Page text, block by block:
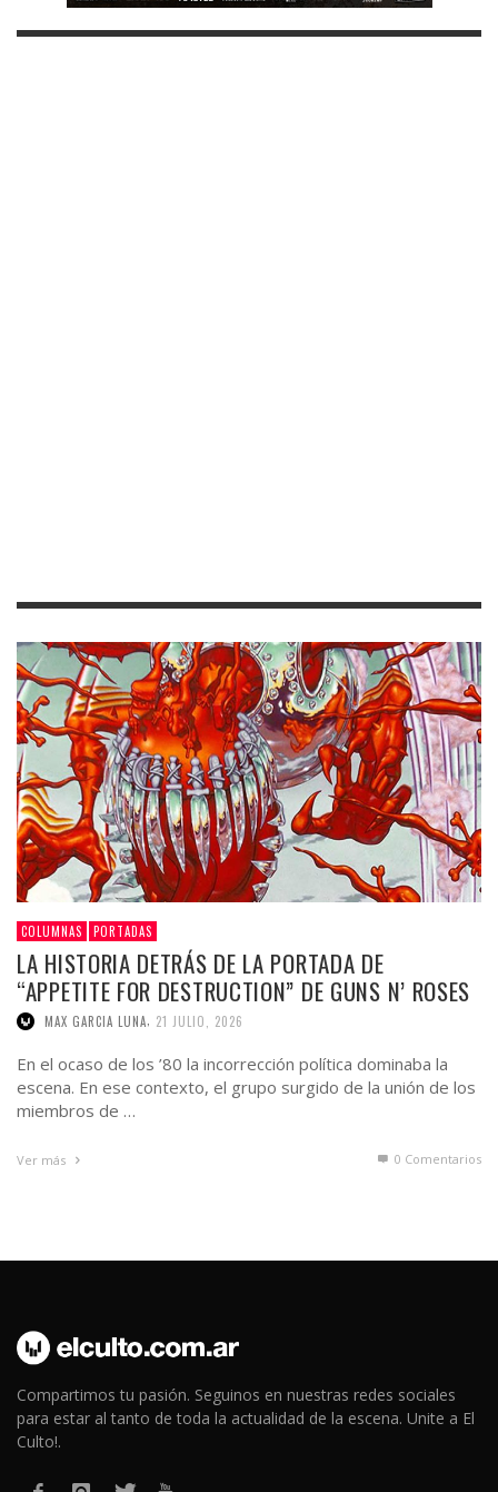
COLUMNAS PORTADAS
LA HISTORIA DETRÁS DE LA PORTADA DE
“APPETITE FOR DESTRUCTION” DE GUNS N’ ROSES
MAX GARCIA LUNA, 21 JULIO, 2026
En el ocaso de los ’80 la incorrección política dominaba la
escena. En ese contexto, el grupo surgido de la unión de los
miembros de …
Ver más 0 Comentarios
Compartimos tu pasión. Seguinos en nuestras redes sociales
para estar al tanto de toda la actualidad de la escena. Unite a El
Culto!.